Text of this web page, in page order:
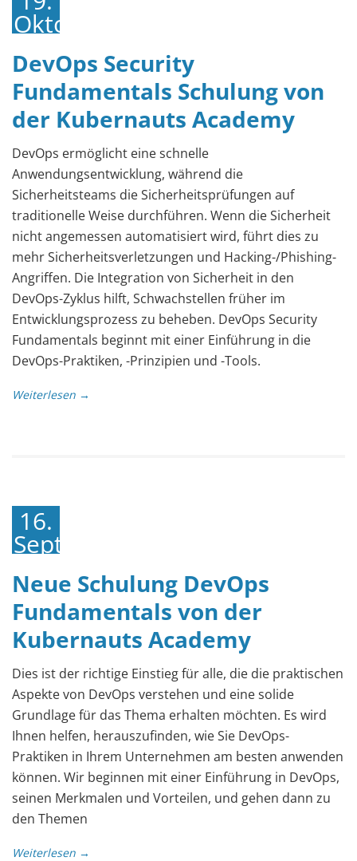
Oktober
DevOps Security
Fundamentals Schulung von
der Kubernauts Academy
DevOps ermöglicht eine schnelle
Anwendungsentwicklung, während die
Sicherheitsteams die Sicherheitsprüfungen auf
traditionelle Weise durchführen. Wenn die Sicherheit
nicht angemessen automatisiert wird, führt dies zu
mehr Sicherheitsverletzungen und Hacking-/Phishing-
Angriffen. Die Integration von Sicherheit in den
DevOps-Zyklus hilft, Schwachstellen früher im
Entwicklungsprozess zu beheben. DevOps Security
Fundamentals beginnt mit einer Einführung in die
DevOps-Praktiken, -Prinzipien und -Tools.
Weiterlesen →
16.
September
Neue Schulung DevOps
Fundamentals von der
Kubernauts Academy
Dies ist der richtige Einstieg für alle, die die praktischen
Aspekte von DevOps verstehen und eine solide
Grundlage für das Thema erhalten möchten. Es wird
Ihnen helfen, herauszufinden, wie Sie DevOps-
Praktiken in Ihrem Unternehmen am besten anwenden
können. Wir beginnen mit einer Einführung in DevOps,
seinen Merkmalen und Vorteilen, und gehen dann zu
den Themen
Weiterlesen →